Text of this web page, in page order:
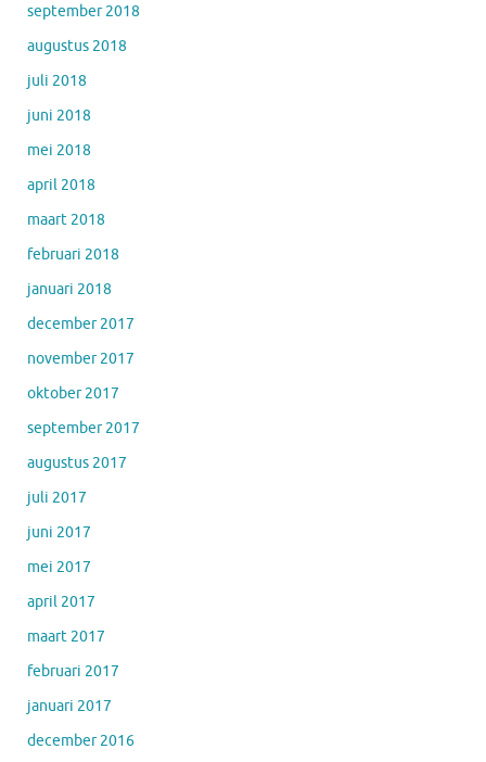
september 2018
augustus 2018
juli 2018
juni 2018
mei 2018
april 2018
maart 2018
februari 2018
januari 2018
december 2017
november 2017
oktober 2017
september 2017
augustus 2017
juli 2017
juni 2017
mei 2017
april 2017
maart 2017
februari 2017
januari 2017
december 2016